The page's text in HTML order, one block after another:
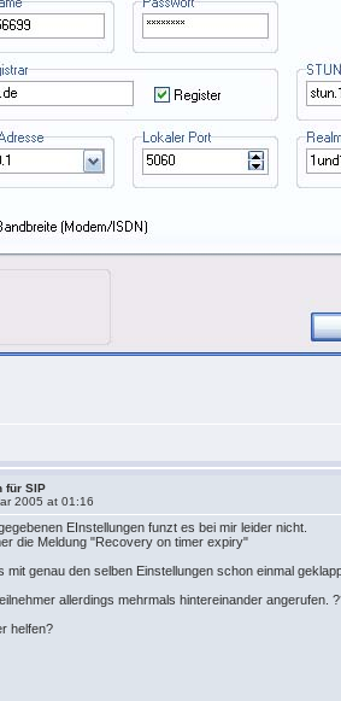
für SIP
2005 at 01:16
EInstellungen funzt es bei mir leider nicht.
die Meldung "Recovery on timer expiry"
mit genau den selben Einstellungen schon einmal
allerdings mehrmals hintereinander angerufen.
helfen?